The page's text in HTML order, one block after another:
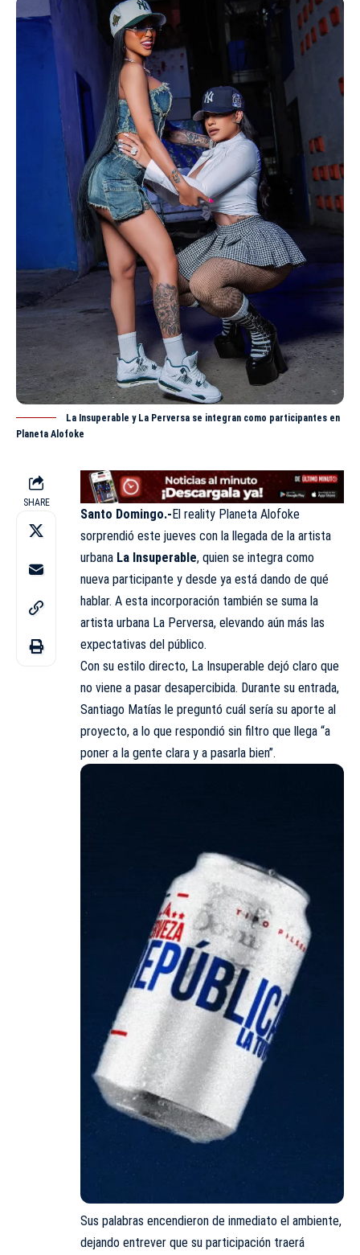
La Insuperable y La Perversa se integran como participantes en
Planeta Alofoke
SHARE
Santo Domingo.-El reality Planeta Alofoke
sorprendió este jueves con la llegada de la artista
urbana La Insuperable, quien se integra como
nueva participante y desde ya está dando de qué
hablar. A esta incorporación también se suma la
artista urbana La Perversa, elevando aún más las
expectativas del público.
Con su estilo directo, La Insuperable dejó claro que
no viene a pasar desapercibida. Durante su entrada,
Santiago Matías le preguntó cuál sería su aporte al
proyecto, a lo que respondió sin filtro que llega “a
poner a la gente clara y a pasarla bien”.
Sus palabras encendieron de inmediato el ambiente,
dejando entrever que su participación traerá